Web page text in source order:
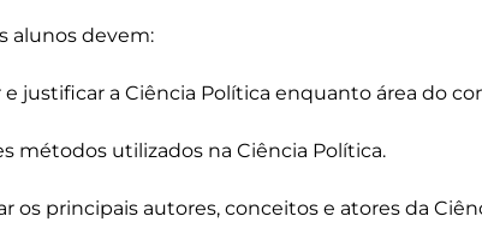
alunos devem:
e justificar a Ciência Política enquanto área do
métodos utilizados na Ciência Política.
os principais autores, conceitos e atores da